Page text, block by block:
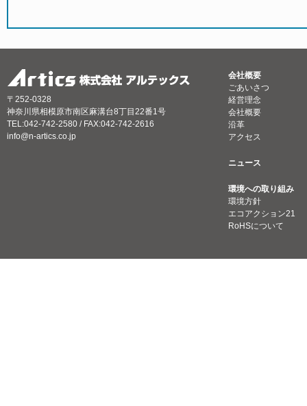
〒252-0328
神奈川県相模原市南区麻溝台8丁目22番1号
TEL:042-742-2580 / FAX:042-742-2616
info@n-artics.co.jp
会社概要
ごあいさつ
経営理念
会社概要
沿革
アクセス
ニュース
環境への取り組み
環境方針
エコアクション21
RoHSについて